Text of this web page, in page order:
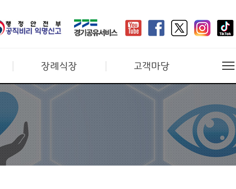
장례식장 고객마당